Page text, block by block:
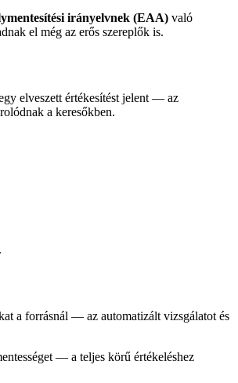
irányelvnek (EAA) való
el még az erős szereplők is.
elveszett értékesítést jelent — az
a keresőkben.
a forrásnál — az automatizált vizsgálatot és
— a teljes körű értékeléshez